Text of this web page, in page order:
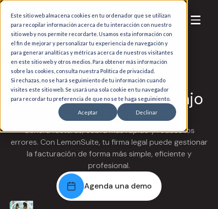
Este sitio web almacena cookies en tu ordenador que se utilizan
para recopilar información acerca de tu interacción con nuestro
sitio web y nos permite recordarte. Usamos esta información con
el fin de mejorar y personalizar tu experiencia de navegación y
para generar analíticas y métricas acerca de nuestros visitantes
en este sitio web y otros medios. Para obtener más información
sobre las cookies, consulta nuestra Política de privacidad.
Si rechazas, no se hará seguimiento de tu información cuando
visites este sitio web. Se usará una sola cookie en tu navegador
para recordar tu preferencia de que no se te haga seguimiento.
Aceptar Declinar
Software de gestión para firmas jurídicas
Facturación semi-
automática, ingresos bajo
control
Genera facturas, cobra más rápido y reduce los
errores. Con LemonSuite, tu firma legal puede gestionar
la facturación de forma más simple, eficiente y
profesional.
Agenda una demo